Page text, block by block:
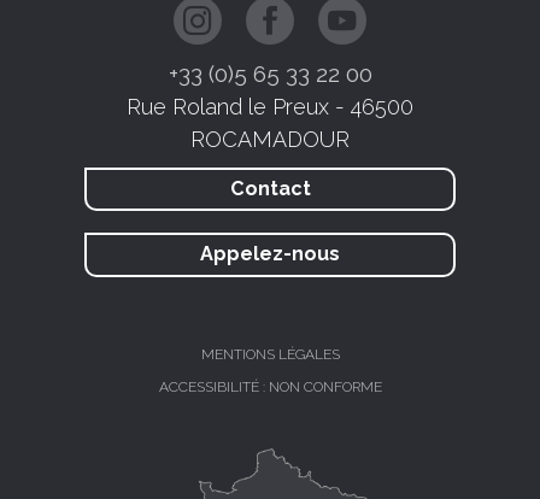
+33 (0)5 65 33 22 00
Rue Roland le Preux - 46500
ROCAMADOUR
Contact
Appelez-nous
MENTIONS LÉGALES
ACCESSIBILITÉ : NON CONFORME